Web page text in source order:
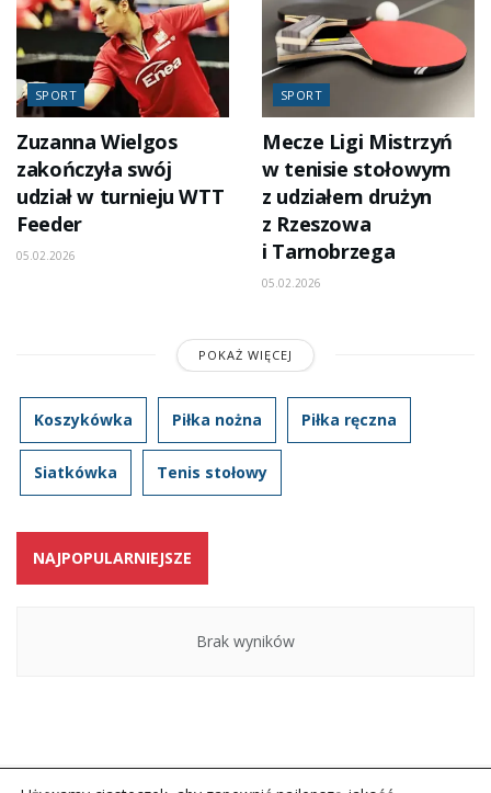
SPORT
Zuzanna Wielgos
zakończyła swój
udział w turnieju WTT
Feeder
05.02.2026
SPORT
Mecze Ligi Mistrzyń
w tenisie stołowym
z udziałem drużyn
z Rzeszowa
i Tarnobrzega
05.02.2026
POKAŻ WIĘCEJ
Koszykówka Piłka nożna Piłka ręczna
Siatkówka Tenis stołowy
NAJPOPULARNIEJSZE
Brak wyników